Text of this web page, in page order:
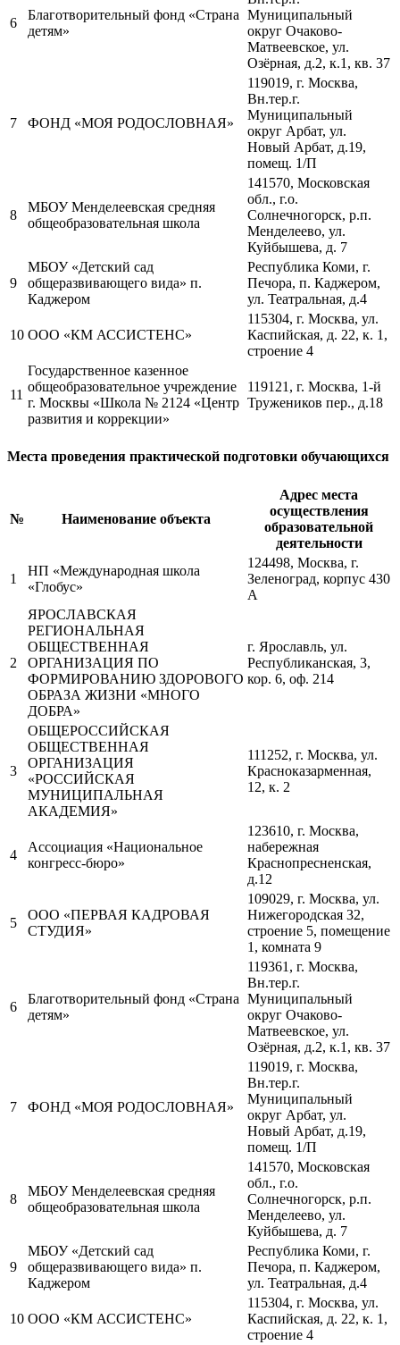
6
Благотворительный фонд «Страна
детям»
Муниципальный
округ Очаково-
Матвеевское, ул.
Озёрная, д.2, к.1, кв. 37
7 ФОНД «МОЯ РОДОСЛОВНАЯ»
119019, г. Москва,
Вн.тер.г.
Муниципальный
округ Арбат, ул.
Новый Арбат, д.19,
помещ. 1/П
8
МБОУ Менделеевская средняя
общеобразовательная школа
141570, Московская
обл., г.о.
Солнечногорск, р.п.
Менделеево, ул.
Куйбышева, д. 7
9
МБОУ «Детский сад
общеразвивающего вида» п.
Каджером
Республика Коми, г.
Печора, п. Каджером,
ул. Театральная, д.4
10 ООО «КМ АССИСТЕНС»
115304, г. Москва, ул.
Каспийская, д. 22, к. 1,
строение 4
11
Государственное казенное
общеобразовательное учреждение
г. Москвы «Школа № 2124 «Центр
развития и коррекции»
119121, г. Москва, 1-й
Тружеников пер., д.18
Места проведения практической подготовки обучающихся
№ Наименование объекта
Адрес места
осуществления
образовательной
деятельности
1
НП «Международная школа
«Глобус»
124498, Москва, г.
Зеленоград, корпус 430
А
2
ЯРОСЛАВСКАЯ
РЕГИОНАЛЬНАЯ
ОБЩЕСТВЕННАЯ
ОРГАНИЗАЦИЯ ПО
ФОРМИРОВАНИЮ ЗДОРОВОГО
ОБРАЗА ЖИЗНИ «МНОГО
ДОБРА»
г. Ярославль, ул.
Республиканская, 3,
кор. 6, оф. 214
3
ОБЩЕРОССИЙСКАЯ
ОБЩЕСТВЕННАЯ
ОРГАНИЗАЦИЯ
«РОССИЙСКАЯ
МУНИЦИПАЛЬНАЯ
АКАДЕМИЯ»
111252, г. Москва, ул.
Красноказарменная,
12, к. 2
4
Ассоциация «Национальное
конгресс-бюро»
123610, г. Москва,
набережная
Краснопресненская,
д.12
5
ООО «ПЕРВАЯ КАДРОВАЯ
СТУДИЯ»
109029, г. Москва, ул.
Нижегородская 32,
строение 5, помещение
1, комната 9
6
Благотворительный фонд «Страна
детям»
119361, г. Москва,
Вн.тер.г.
Муниципальный
округ Очаково-
Матвеевское, ул.
Озёрная, д.2, к.1, кв. 37
7 ФОНД «МОЯ РОДОСЛОВНАЯ»
119019, г. Москва,
Вн.тер.г.
Муниципальный
округ Арбат, ул.
Новый Арбат, д.19,
помещ. 1/П
8
МБОУ Менделеевская средняя
общеобразовательная школа
141570, Московская
обл., г.о.
Солнечногорск, р.п.
Менделеево, ул.
Куйбышева, д. 7
9
МБОУ «Детский сад
общеразвивающего вида» п.
Каджером
Республика Коми, г.
Печора, п. Каджером,
ул. Театральная, д.4
10 ООО «КМ АССИСТЕНС»
115304, г. Москва, ул.
Каспийская, д. 22, к. 1,
строение 4